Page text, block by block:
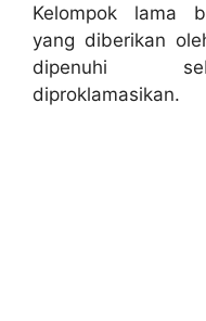
Kelompok lama
yang diberikan
dipenuhi
diproklamasikan.